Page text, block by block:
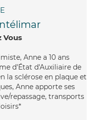
Vous
Anne a 10 ans
d'État d'Auxiliaire de
la sclérose en plaque et
Anne apporte ses
repassage, transports